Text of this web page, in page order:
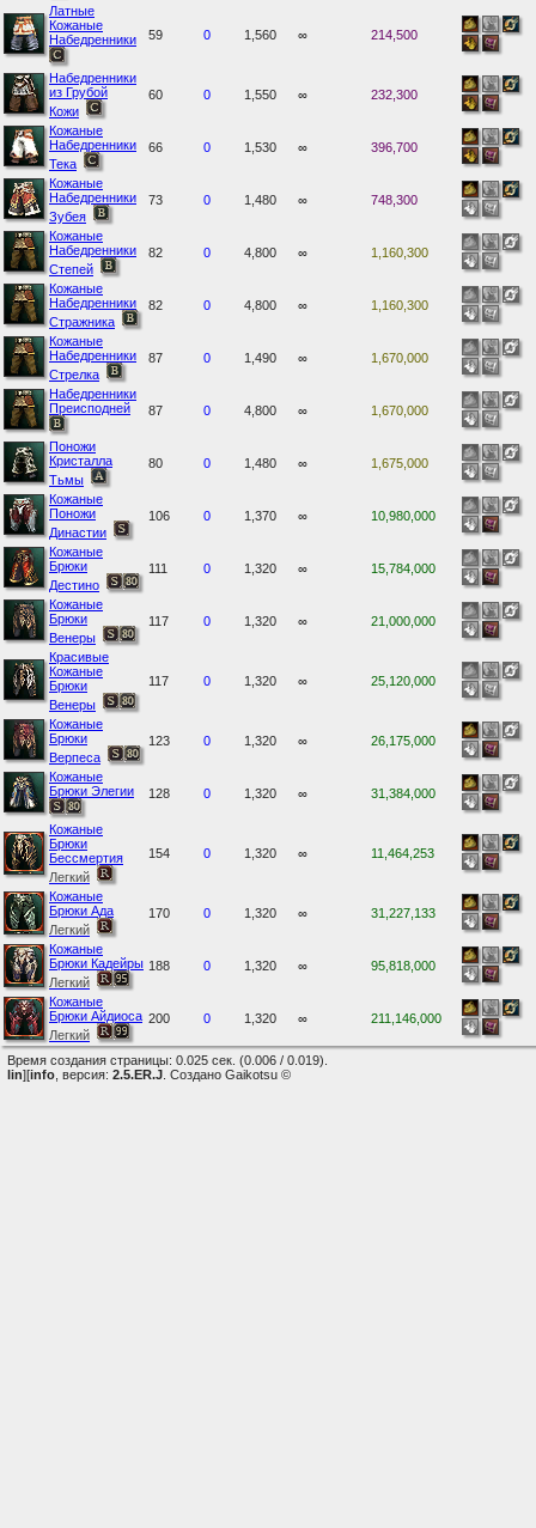
Латные
Кожаные
Набедренники
59 0 1,560 ∞ 214,500
Набедренники
из Грубой
Кожи
60 0 1,550 ∞ 232,300
Кожаные
Набедренники
Тека
66 0 1,530 ∞ 396,700
Кожаные
Набедренники
Зубея
73 0 1,480 ∞ 748,300
Кожаные
Набедренники
Степей
82 0 4,800 ∞ 1,160,300
Кожаные
Набедренники
Стражника
82 0 4,800 ∞ 1,160,300
Кожаные
Набедренники
Стрелка
87 0 1,490 ∞ 1,670,000
Набедренники
Преисподней
87 0 4,800 ∞ 1,670,000
Поножи
Кристалла
Тьмы
80 0 1,480 ∞ 1,675,000
Кожаные
Поножи
Династии
106 0 1,370 ∞ 10,980,000
Кожаные
Брюки
Дестино
111 0 1,320 ∞ 15,784,000
Кожаные
Брюки
Венеры
117 0 1,320 ∞ 21,000,000
Красивые
Кожаные
Брюки
Венеры
117 0 1,320 ∞ 25,120,000
Кожаные
Брюки
Верпеса
123 0 1,320 ∞ 26,175,000
Кожаные
Брюки Элегии
128 0 1,320 ∞ 31,384,000
Кожаные
Брюки
Бессмертия
Легкий
154 0 1,320 ∞ 11,464,253
Кожаные
Брюки Ада
Легкий
170 0 1,320 ∞ 31,227,133
Кожаные
Брюки Кадейры
Легкий
188 0 1,320 ∞ 95,818,000
Кожаные
Брюки Айдиоса
Легкий
200 0 1,320 ∞ 211,146,000
Время создания страницы: 0.025 сек. (0.006 / 0.019).
lin][info , версия: 2.5.ER.J . Создано Gaikotsu ©